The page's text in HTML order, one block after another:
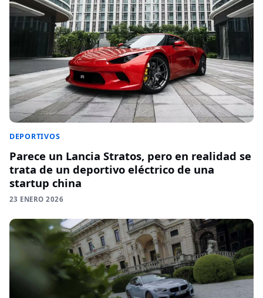
DEPORTIVOS
Parece un Lancia Stratos, pero en realidad se
trata de un deportivo eléctrico de una
startup china
23 ENERO 2026